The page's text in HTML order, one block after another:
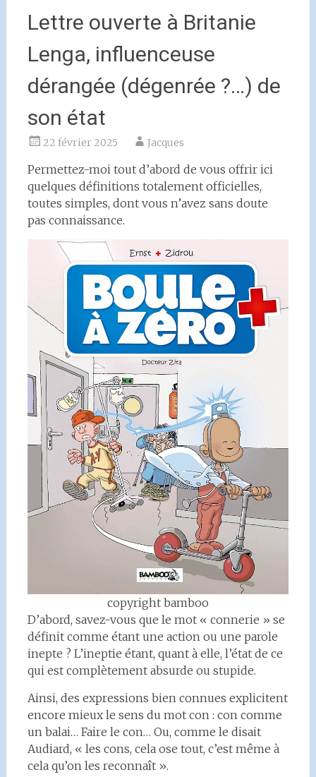
Lettre ouverte à Britanie
Lenga, influenceuse
dérangée (dégenrée ?…) de
son état
22 février 2025 Jacques
Permettez-moi tout d’abord de vous offrir ici
quelques définitions totalement officielles,
toutes simples, dont vous n’avez sans doute
pas connaissance.
copyright bamboo
D’abord, savez-vous que le mot « connerie » se
définit comme étant une action ou une parole
inepte ? L’ineptie étant, quant à elle, l’état de ce
qui est complètement absurde ou stupide.
Ainsi, des expressions bien connues explicitent
encore mieux le sens du mot con : con comme
un balai… Faire le con… Ou, comme le disait
Audiard, « les cons, cela ose tout, c’est même à
cela qu’on les reconnaît ».